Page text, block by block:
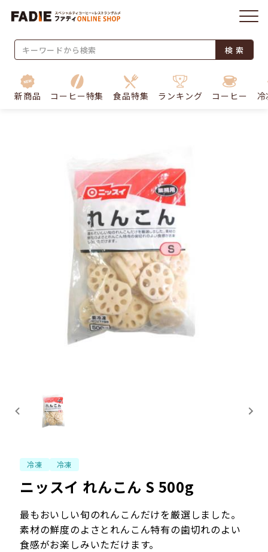
検 索
新商品 コーヒー特集 食品特集 ランキング コーヒー
ニッスイ れんこん S 500g
最もおいしい旬のれんこんだけを厳選しました。
素材の鮮度のよさとれんこん特有の歯切れのよい
食感がお楽しみいただけます。
冷凍 冷凍